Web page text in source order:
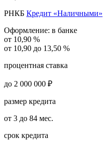
РНКБ Кредит «Наличными»
Оформление: в банке
от 10,90 %
от 10,90 до 13,50 %
процентная ставка
до 2 000 000 ₽
размер кредита
от 3 до 84 мес.
срок кредита